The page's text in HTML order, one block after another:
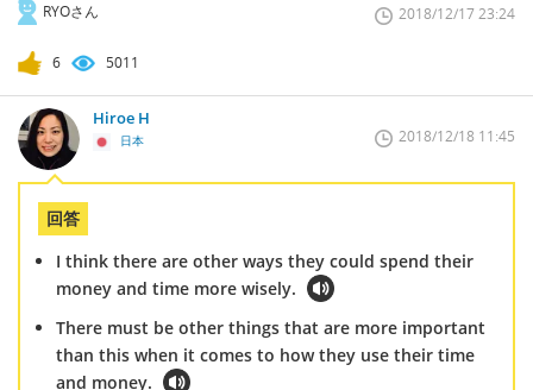
RYOさん 2018/12/17 23:24
6 5011
Hiroe H
日本 2018/12/18 11:45
回答
I think there are other ways they could spend their
money and time more wisely.
There must be other things that are more important
than this when it comes to how they use their time
and money.